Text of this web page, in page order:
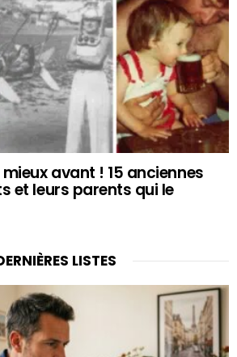
avant ! 15 anciennes
et leurs parents qui le
LISTES